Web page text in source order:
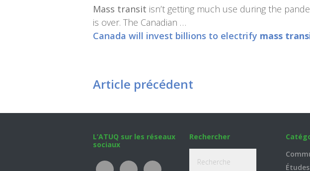
Mass transit isn’t getting much use during the
is over. The Canadian …
Canada will invest billions to electrify mass
Article précédent
L’ATUQ sur les réseaux
sociaux
Rechercher
Études